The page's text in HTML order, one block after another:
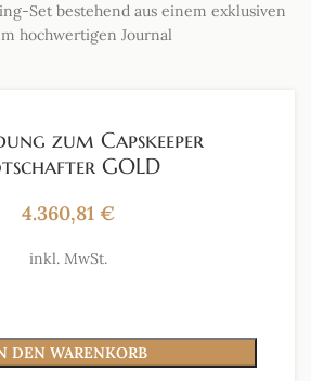
Set bestehend aus einem exklusiven
hochwertigen Journal
zum Capskeeper
GOLD
4.360,81 €
inkl. MwSt.
DEN WARENKORB